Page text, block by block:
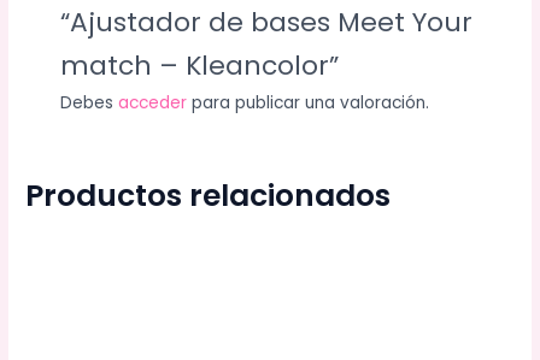
“Ajustador de bases Meet Your
match – Kleancolor”
Debesacceder para publicar una valoración.
Productos relacionados